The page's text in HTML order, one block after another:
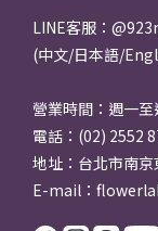
LINE客服：
(中文/日本語/
營業時間：週一
電話：(02) 2552
地址：台北市南
E-mail：